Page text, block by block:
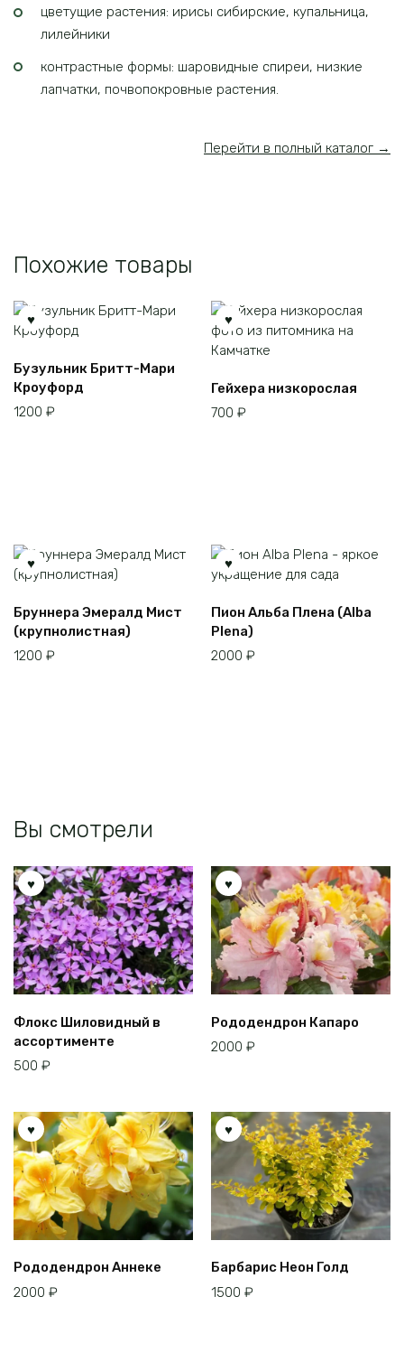
цветущие растения: ирисы сибирские, купальница,
лилейники
контрастные формы: шаровидные спиреи, низкие
лапчатки, почвопокровные растения.
Перейти в полный каталог →
Похожие товары
товара.
Бузульник Бритт-Мари
Кроуфорд
1200 ₽
Гейхера низкорослая
700 ₽
Бруннера Эмералд Мист
(крупнолистная)
1200 ₽
Пион Альба Плена (Alba
Plena)
2000 ₽
Вы смотрели
Флокс Шиловидный в
ассортименте
500 ₽
Рододендрон Капаро
2000 ₽
Рододендрон Аннеке
2000 ₽
Барбарис Неон Голд
1500 ₽